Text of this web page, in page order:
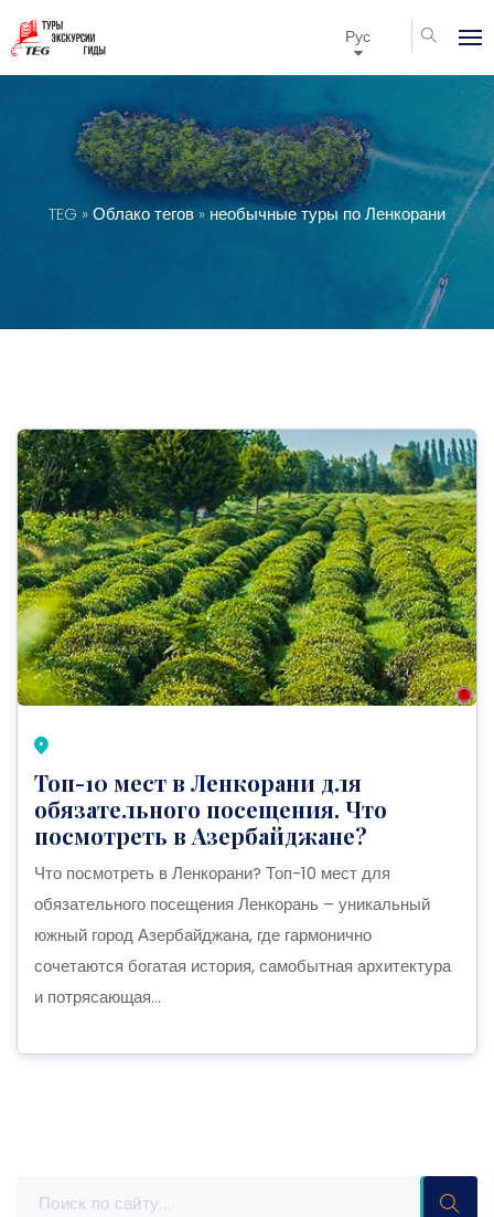
Рус
TEG »Облако тегов » необычные туры по Ленкорани
Топ-10 мест в Ленкорани для
обязательного посещения. Что
посмотреть в Азербайджане?
Что посмотреть в Ленкорани? Топ-10 мест для
обязательного посещения Ленкорань – уникальный
южный город Азербайджана, где гармонично
сочетаются богатая история, самобытная архитектура
и потрясающая...